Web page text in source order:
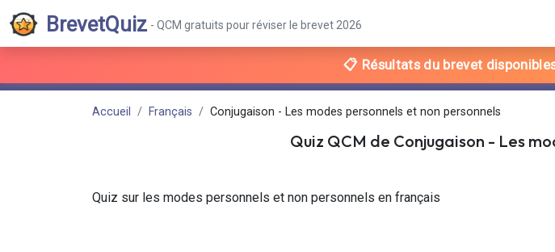
BrevetQuiz - QCM gratuits pour réviser le brevet 2026
📋 Résultats du brevet
Accueil Français Conjugaison - Les modes personnels et non personnels
Quiz QCM de Conjugaison - Les
Quiz sur les modes personnels et non personnels en français